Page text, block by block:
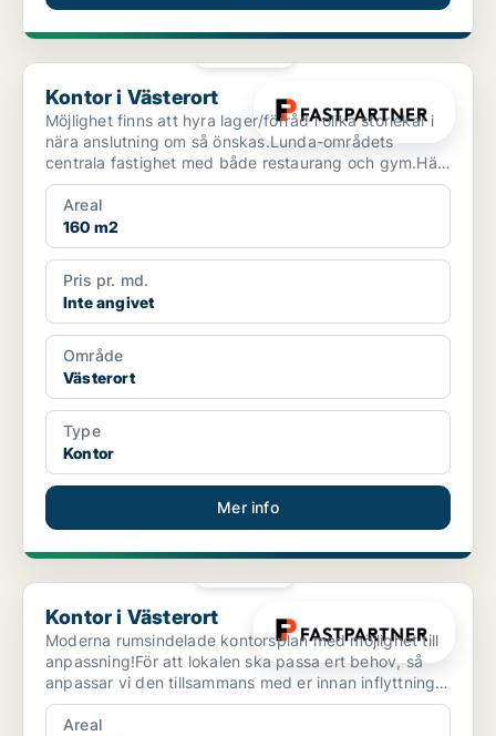
Kontor i Västerort
Kontor i Västerort
Möjlighet finns att hyra lager/förråd i olika storlekar i
nära anslutning om så önskas.Lunda-områdets
centrala fastighet med både restaurang och gym.Här
finn...
Areal
160 m2
Pris pr. md.
Inte angivet
Område
Västerort
Type
Kontor
Mer info
Kontor i Västerort
Kontor i Västerort
Moderna rumsindelade kontorsplan med möjlighet till
anpassning!För att lokalen ska passa ert behov, så
anpassar vi den tillsammans med er innan inflyttning.
...
Areal